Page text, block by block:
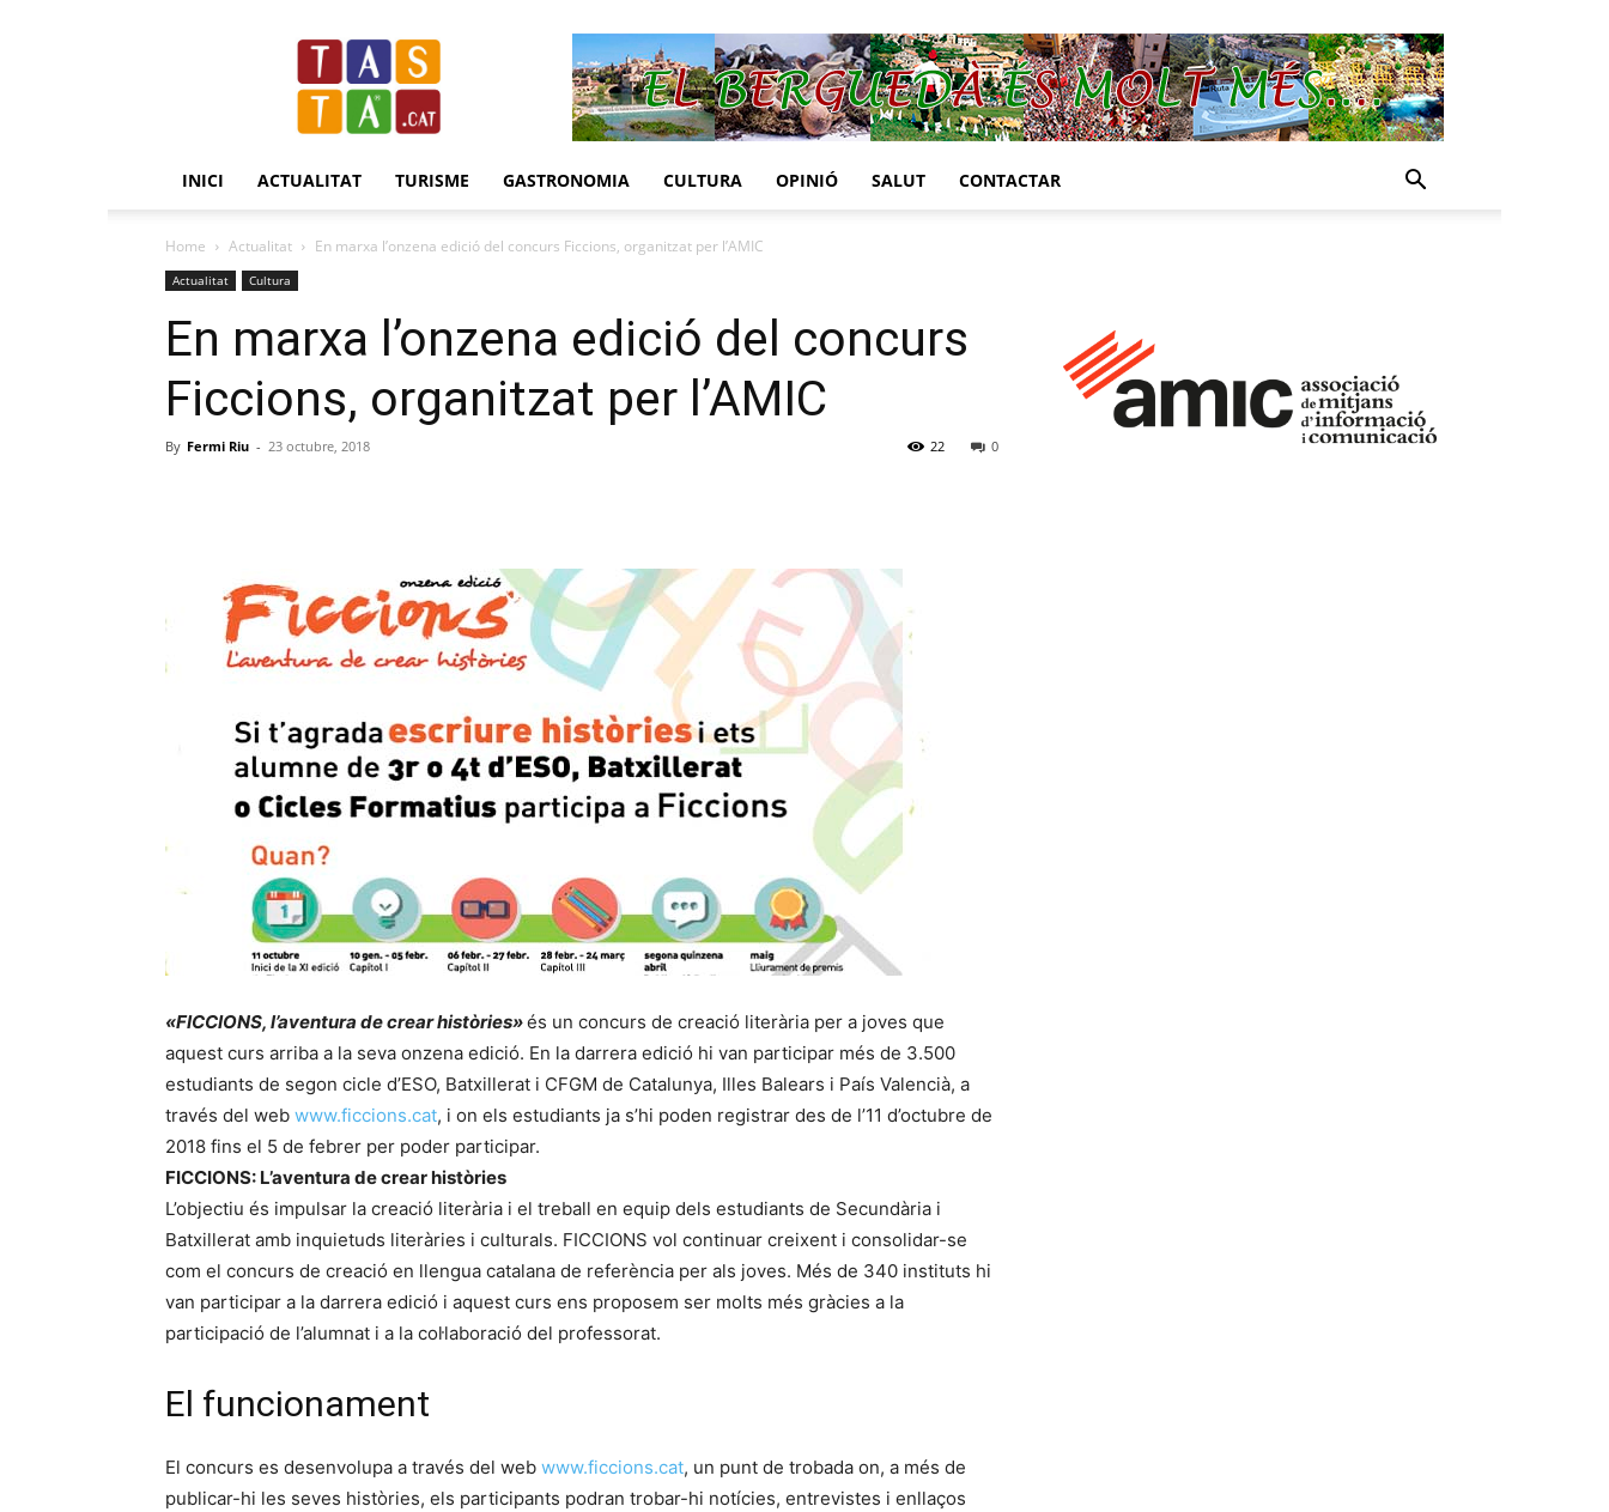
Revista
Tasta.cat
INICI ACTUALITAT TURISME GASTRONOMIA CULTURA OPINIÓ SALUT CONTACTAR
Home Actualitat En marxa l’onzena edició del concurs Ficcions, organitzat per l’AMIC
Actualitat Cultura
En marxa l’onzena edició del concurs
Ficcions, organitzat per l’AMIC
By Fermi Riu - 23 octubre, 2018 0
22
«FICCIONS, l’aventura de crear històries»és un concurs de creació literària per a joves que
aquest curs arriba a la seva onzena edició. En la darrera edició hi van participar més de 3.500
estudiants de segon cicle d’ESO, Batxillerat i CFGM de Catalunya, Illes Balears i País Valencià, a
través del web www.ficcions.cat, i on els estudiants ja s’hi poden registrar des de l’11 d’octubre de
2018 fins el 5 de febrer per poder participar.
FICCIONS: L’aventura de crear històries
L’objectiu és impulsar la creació literària i el treball en equip dels estudiants de Secundària i
Batxillerat amb inquietuds literàries i culturals. FICCIONS vol continuar creixent i consolidar-se
com el concurs de creació en llengua catalana de referència per als joves. Més de 340 instituts hi
van participar a la darrera edició i aquest curs ens proposem ser molts més gràcies a la
participació de l’alumnat i a la col·laboració del professorat.
El funcionament
El concurs es desenvolupa a través del web www.ficcions.cat, un punt de trobada on, a més de
publicar-hi les seves històries, els participants podran trobar-hi notícies, entrevistes i enllaços